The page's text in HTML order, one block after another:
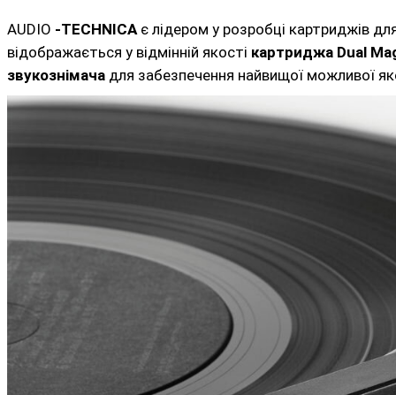
AUDIO -TECHNICAє лідером у розробці картриджів
відображається у відмінній якості картриджа Dual
звукознімача для забезпечення найвищої можливої